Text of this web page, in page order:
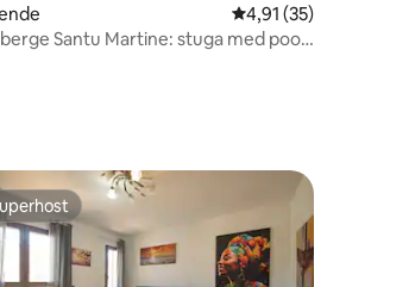
betyg, 150 omdömen
4,91 av 5 i
4,91 (35)
Santu Martine: stuga med pool